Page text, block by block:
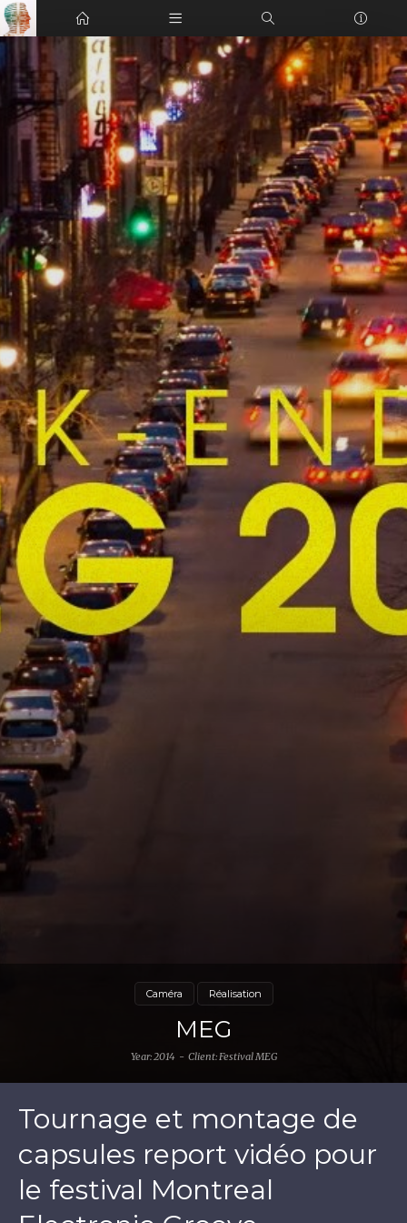
Home
Categories
No categories
ANTOINE QUIRION COUTURE
Vj Homing
vjhoming@vjhoming.com
(514) 466-2267
4 rue Sylvain, Saint-Urbain-Premier, J0S 1Y0
Caméra Réalisation
MEG
Year: 2014 Client: Festival MEG
Tournage et montage de
capsules report vidéo pour
le festival Montreal